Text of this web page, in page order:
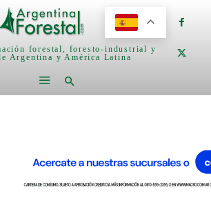
forestal, foresto-industrial y
Argentina y América Latina